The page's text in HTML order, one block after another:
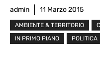
admin 11 Marzo 2015
AMBIENTE & TERRITORIO
IN PRIMO PIANO
POLITICA